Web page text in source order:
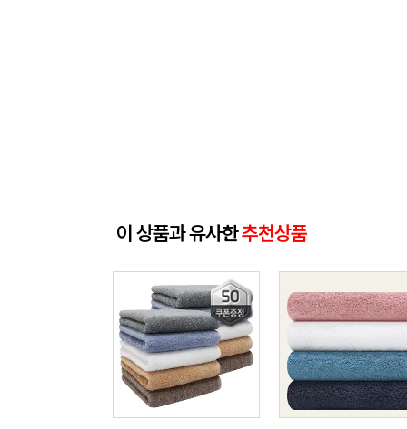
이 상품과 유사한추천상품